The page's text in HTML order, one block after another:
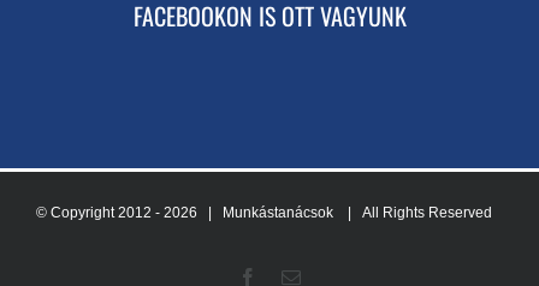
FACEBOOKON IS OTT VAGYUNK
© Copyright 2012 - 2026 | Munkástanácsok | All Rights Reserved
Facebook
Email